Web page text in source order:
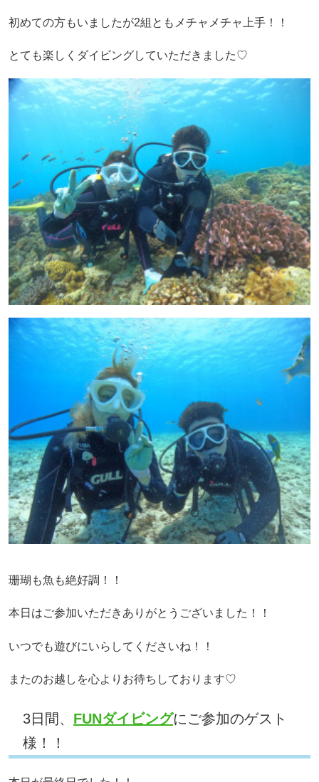
初めての方もいましたが2組ともメチャメチャ上手！！
とても楽しくダイビングしていただきました♡
珊瑚も魚も絶好調！！
本日はご参加いただきありがとうございました！！
いつでも遊びにいらしてくださいね！！
またのお越しを心よりお待ちしております♡
3日間、 FUNダイビングにご参加のゲスト
様！！